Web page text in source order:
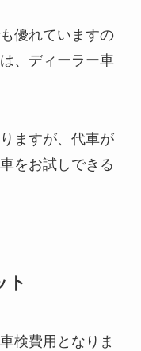
優れていますの
、ディーラー車
ますが、代車が
をお試しできる
ト
検費用となりま